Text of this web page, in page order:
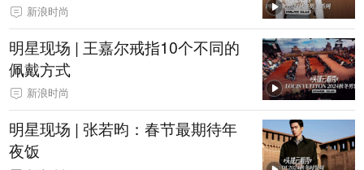
新浪时尚
明星现场 | 王嘉尔戒指10个不同的
佩戴方式
新浪时尚
明星现场 | 张若昀：春节最期待年
夜饭